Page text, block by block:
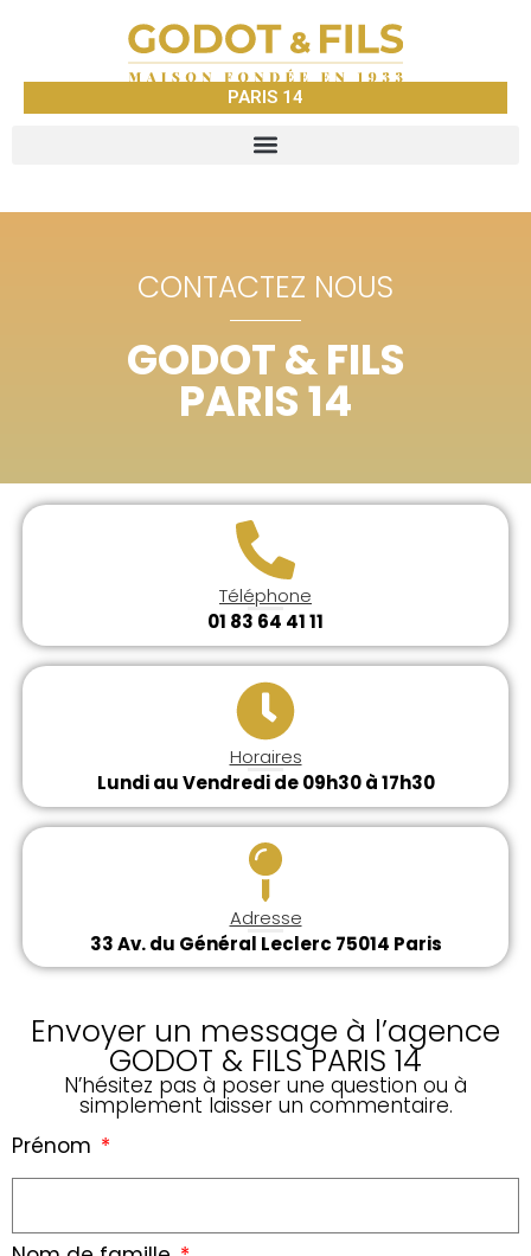
PARIS 14
CONTACTEZ NOUS
GODOT & FILS
PARIS 14
Téléphone
01 83 64 41 11
Horaires
Lundi au Vendredi de 09h30 à 17h30
Adresse
33 Av. du Général Leclerc 75014 Paris
Envoyer un message à l’agence
GODOT & FILS PARIS 14
N’hésitez pas à poser une question ou à
simplement laisser un commentaire.
Prénom